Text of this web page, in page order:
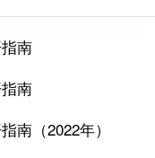
南
南
南（2022年）